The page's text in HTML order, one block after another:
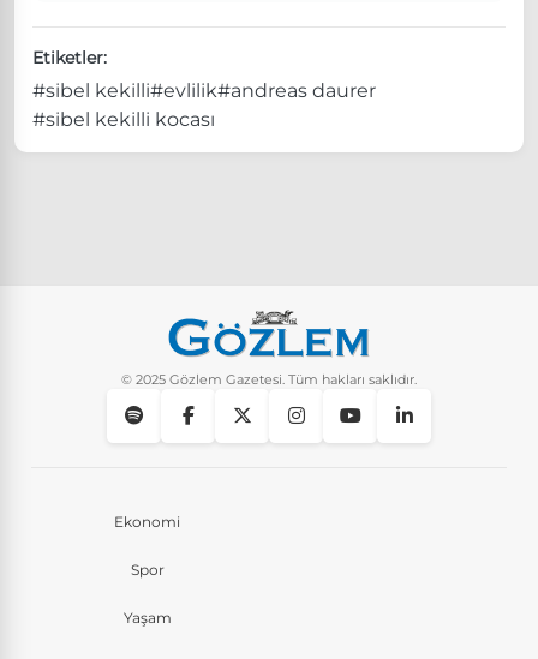
Etiketler:
#sibel kekilli#evlilik#andreas daurer
#sibel kekilli kocası
© 2025 Gözlem Gazetesi. Tüm hakları saklıdır.
Ekonomi
Spor
Yaşam